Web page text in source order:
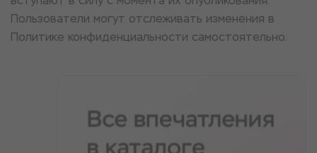
Пользователи могут отслеживать изменения в
Политике конфиденциальности самостоятельно.